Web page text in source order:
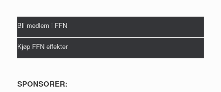
Bli medlem i FFN
Kjøp FFN effekter
SPONSORER: